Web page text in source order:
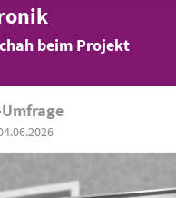
beim Projekt